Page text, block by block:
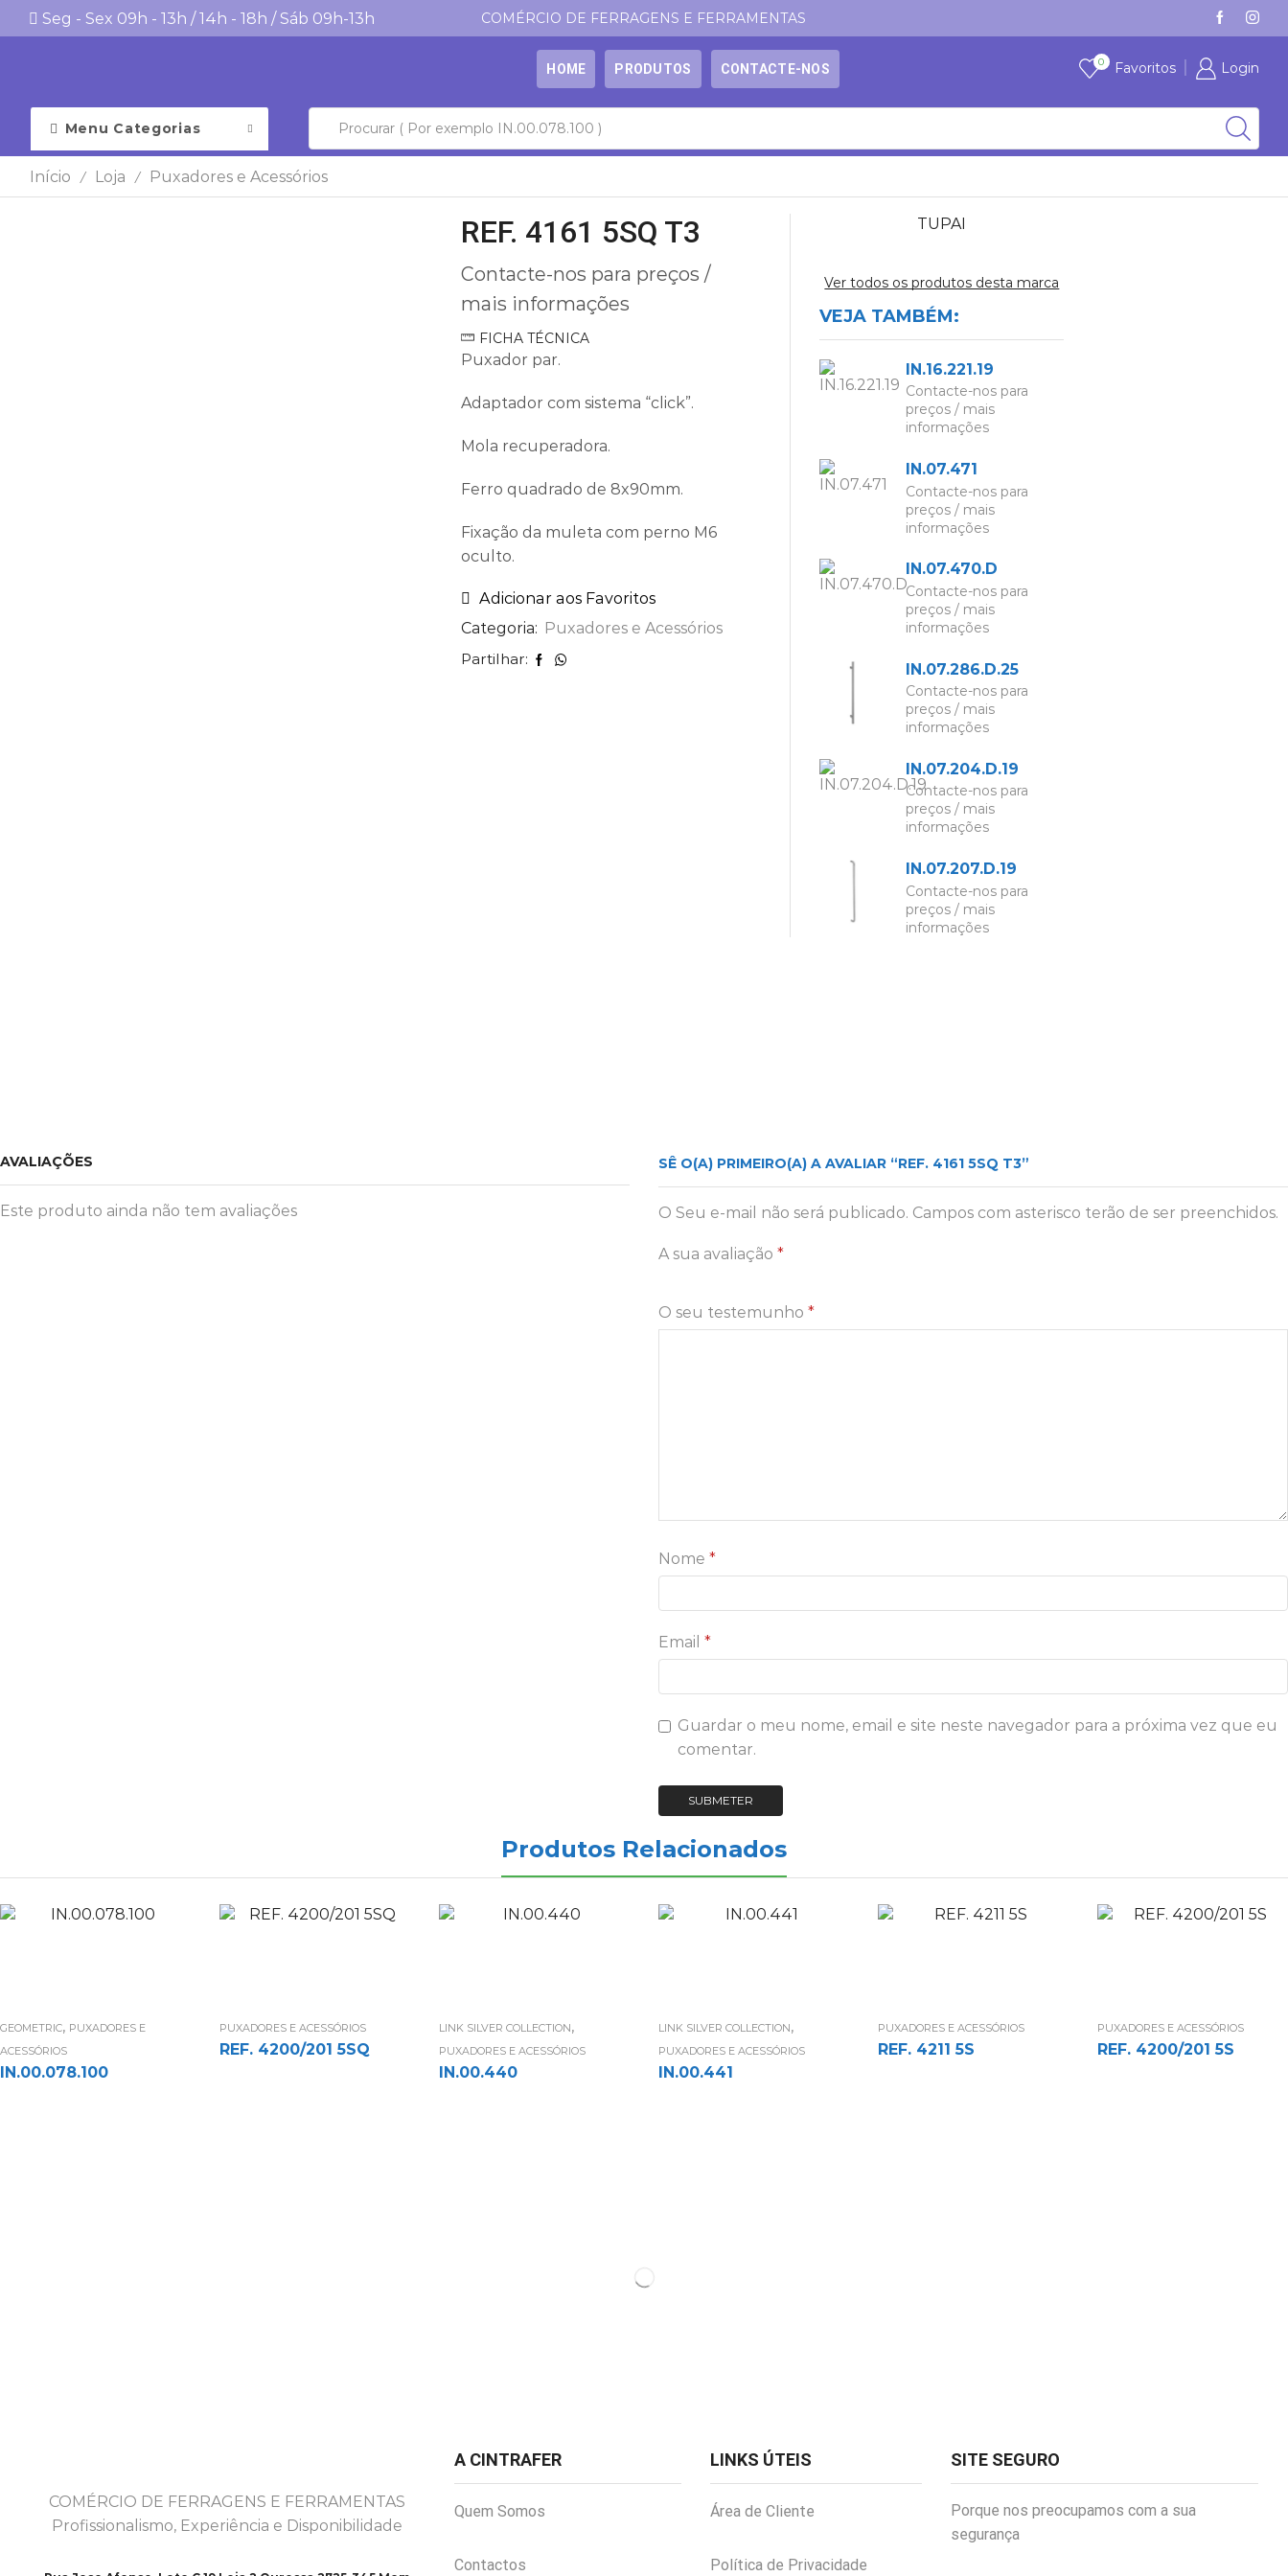
Seg - Sex 09h - 13h / 14h - 18h / Sáb 09h-13h COMÉRCIO DE FERRAGENS E FERRAMENTAS
HOME PRODUTOS CONTACTE-NOS 0 Favoritos Login
Menu Categorias
Início / Loja / Puxadores e Acessórios
REF. 4161 5SQ T3
Contacte-nos para preços /
mais informações
FICHA TÉCNICA
Puxador par.
Adaptador com sistema “click”.
Mola recuperadora.
Ferro quadrado de 8x90mm.
Fixação da muleta com perno M6
oculto.
Adicionar aos Favoritos
Categoria: Puxadores e Acessórios
Partilhar:
TUPAI
Ver todos os produtos desta marca
VEJA TAMBÉM:
IN.16.221.19
Contacte-nos para
preços / mais
informações
IN.07.471
Contacte-nos para
preços / mais
informações
IN.07.470.D
Contacte-nos para
preços / mais
informações
IN.07.286.D.25
Contacte-nos para
preços / mais
informações
IN.07.204.D.19
Contacte-nos para
preços / mais
informações
IN.07.207.D.19
Contacte-nos para
preços / mais
informações
AVALIAÇÕES
Este produto ainda não tem avaliações
SÊ O(A) PRIMEIRO(A) A AVALIAR “REF. 4161 5SQ T3”
O Seu e-mail não será publicado. Campos com asterisco terão de ser preenchidos.
A sua avaliação *
O seu testemunho *
Nome *
Email *
Guardar o meu nome, email e site neste navegador para a próxima vez que eu
comentar.
Produtos Relacionados
GEOMETRIC, PUXADORES E
ACESSÓRIOS
IN.00.078.100
PUXADORES E ACESSÓRIOS
REF. 4200/201 5SQ
LINK SILVER COLLECTION,
PUXADORES E ACESSÓRIOS
IN.00.440
LINK SILVER COLLECTION,
PUXADORES E ACESSÓRIOS
IN.00.441
PUXADORES E ACESSÓRIOS
REF. 4211 5S
PUXADORES E ACESSÓRIOS
REF. 4200/201 5S
COMÉRCIO DE FERRAGENS E FERRAMENTAS
Profissionalismo, Experiência e Disponibilidade
A CINTRAFER
Quem Somos
Contactos
LINKS ÚTEIS
Área de Cliente
Política de Privacidade
SITE SEGURO
Porque nos preocupamos com a sua
segurança